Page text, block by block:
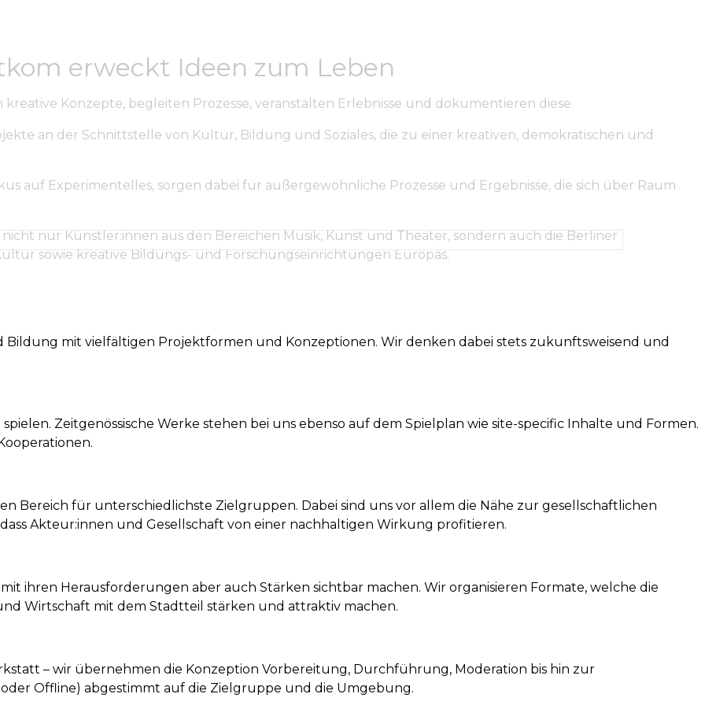
erweckt Ideen zum Leben
Konzepte, begleiten Prozesse, veranstalten Erlebnisse und dokumentieren diese.
an der Schnittstelle von Kultur, Bildung und Soziales, die zu einer kreativen, demokratischen und
auf Experimentelles, sorgen dabei für außergewöhnliche Prozesse und Ergebnisse, die sich über Raum
nur Künstler:innen aus den Bereichen Musik, Kunst und Theater, sondern auch die Berliner
sowie kreative Bildungs- und Forschungseinrichtungen Europas.
mit vielfältigen Projektformen und Konzeptionen. Wir denken dabei stets zukunftsweisend und
Zeitgenössische Werke stehen bei uns ebenso auf dem Spielplan wie site-specific Inhalte und Formen.
Bereich für unterschiedlichste Zielgruppen. Dabei sind uns vor allem die Nähe zur gesellschaftlichen
Akteur:innen und Gesellschaft von einer nachhaltigen Wirkung profitieren.
ihren Herausforderungen aber auch Stärken sichtbar machen. Wir organisieren Formate, welche die
Wirtschaft mit dem Stadtteil stärken und attraktiv machen.
– wir übernehmen die Konzeption Vorbereitung, Durchführung, Moderation bis hin zur
Offline) abgestimmt auf die Zielgruppe und die Umgebung.